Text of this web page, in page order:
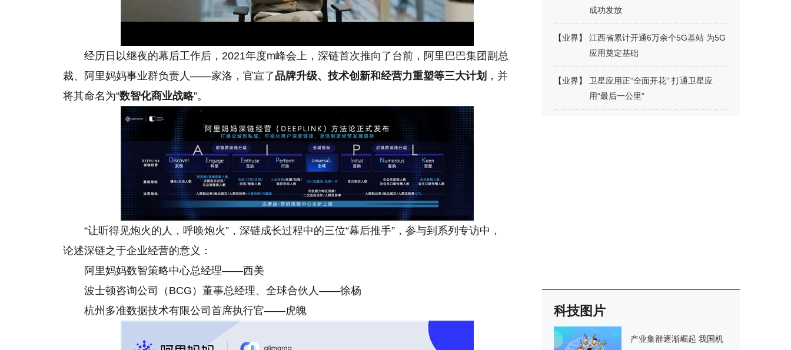
经历日以继夜的幕后工作后，2021年度m峰会上，深链首次推向了台前，阿里巴巴集团副总
裁、阿里妈妈事业群负责人——家洛，官宣了品牌升级、技术创新和经营力重塑等三大计划 ，并
将其命名为“数智化商业战略”。
“让听得见炮火的人，呼唤炮火”，深链成长过程中的三位“幕后推手”，参与到系列专访中，
论述深链之于企业经营的意义：
阿里妈妈数智策略中心总经理——西美
波士顿咨询公司（BCG）董事总经理、全球合伙人——徐杨
杭州多准数据技术有限公司首席执行官——虎魄
成功发放
【业界】
江西省累计开通6万余个5G基站 为5G
应用奠定基础
【业界】
卫星应用正“全面开花” 打通卫星应
用“最后一公里”
科技图片
产业集群逐渐崛起 我国机